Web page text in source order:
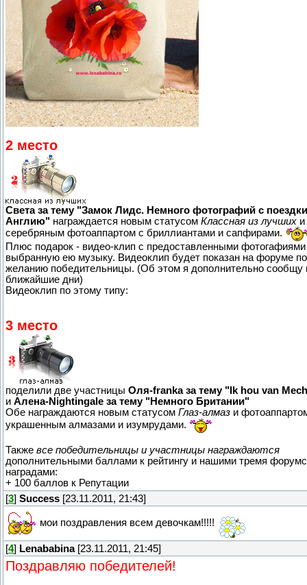
2 место
Света за тему "Замок Лидс. Немного фотографий с
Англию" награждается новым статусом Классная из лучших и
серебряным фотоаппартом с бриллиантами и сапфирами.
Плюс подарок - видео-клип с предоставленными фотогафиями
выбранную ею музыку. Видеоклип будет показан на форуме по
желанию победительницы. (Об этом я дополнительно сообщу
ближайшие дни)
Видеоклип по этому типу:
3 место
поделили две участницы Оля-franka за тему "Ik hou van
и Алена-Nightingale за тему "Немного Британии"
Обе награждаются новым статусом Глаз-алмаз и
украшенным алмазами и изумрудами.
Также все победительницы и участницы награждаются
дополнительными баллами к рейтингу и нашими тремя
наградами:
+ 100 баллов к Репутации
[3] Success [23.11.2011, 21:43]
мои поздравления всем девочкам!!!!!
[4] Lenababina[23.11.2011, 21:45]
Поздравляю победителей!